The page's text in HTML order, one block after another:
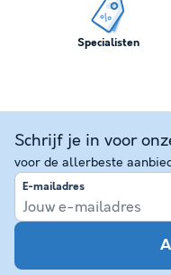
Specialisten
Schrijf je in voor
voor de allerbeste
E-mailadres